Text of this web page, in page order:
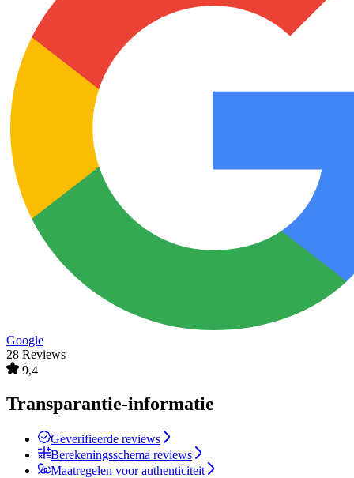
Google
28 Reviews
9,4
Transparantie-informatie
Geverifieerde reviews
Berekeningsschema reviews
Maatregelen voor authenticiteit